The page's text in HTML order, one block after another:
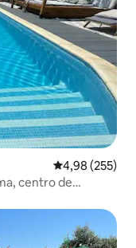
4,98 de uma
4,98 (255)
centro de